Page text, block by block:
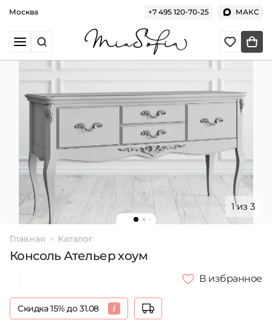
Москва +7 495 120-70-25 МАКС
1 из 3
Главная Каталог
Консоль Ательер хоум
В избранное
Скидка 15% до 31.08